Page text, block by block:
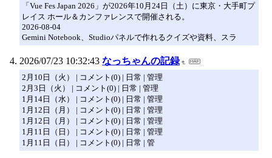
「Vue Fes Japan 2026」が2026年10月24日（土）に東京・大手町プ
レイス ホール＆カンファレンスで開催される。
2026-08-04
Gemini Notebook⁠⁠、Studioパネルで作れるクイズや資料⁠⁠、スラ
2026/07/23 10:32:43 なっちゃんの記録
2月10日（火） | コメント(0) | 日常 | 管理
2月3日（火） | コメント(0) | 日常 | 管理
1月14日（水） | コメント(0) | 日常 | 管理
1月12日（月） | コメント(0) | 日常 | 管理
1月12日（月） | コメント(0) | 日常 | 管理
1月11日（日） | コメント(0) | 日常 | 管理
1月11日（日） | コメント(0) | 日常 | 管